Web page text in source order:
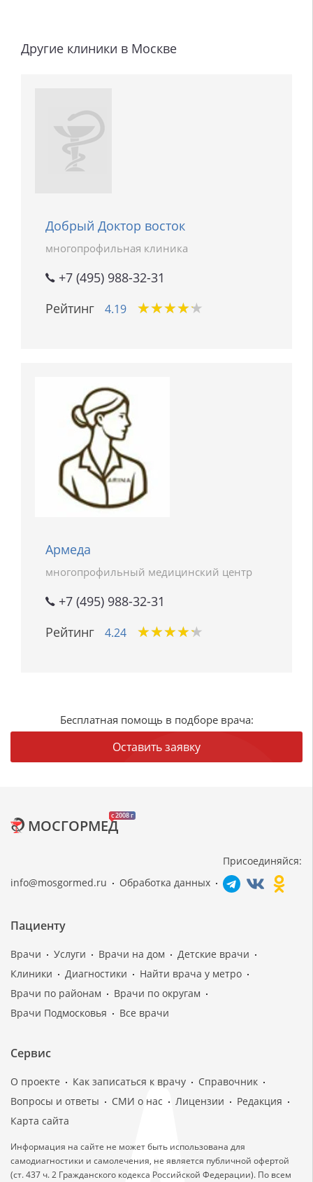
Другие клиники в Москве
Добрый Доктор восток
многопрофильная клиника
+7 (495) 988-32-31
Рейтинг
4.19 ★★★★★
★★★★★
Армеда
многопрофильный медицинский центр
+7 (495) 988-32-31
Рейтинг
4.24 ★★★★★
★★★★★
Бесплатная помощь в подборе врача:
Оставить заявку
c 2008 г
МОСГОРМЕД
info@mosgormed.ru Обработка данных
Присоединяйся:
Пациенту
Врачи Услуги Врачи на дом
Детские врачи
Клиники
Диагностики
Найти врача у метро
Врачи по районам
Врачи по округам
Врачи Подмосковья
Все врачи
Сервис
О проекте Как записаться к врачу
Справочник
Вопросы и ответы
СМИ о нас Лицензии
Редакция
Карта сайта
Информация на сайте не может быть использована для
самодиагностики и самолечения, не является публичной офертой
(ст. 437 ч. 2 Гражданского кодекса Российской Федерации). По всем